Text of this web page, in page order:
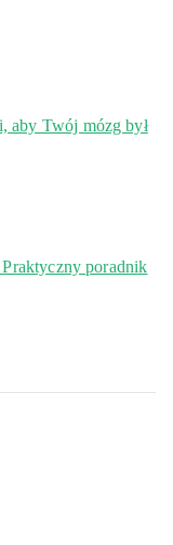
aby Twój mózg był
poradnik